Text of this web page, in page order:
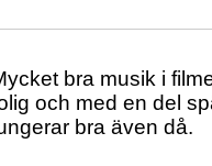
bra musik i
och med en del
bra även då.